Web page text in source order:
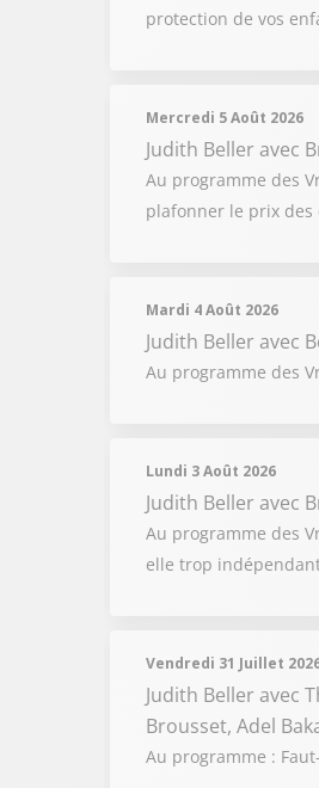
protection de vos
Mercredi 5 Août 2026
Judith Beller avec
Au programme des
plafonner le prix des
Mardi 4 Août 2026
Judith Beller avec
Au programme des
Lundi 3 Août 2026
Judith Beller avec
Au programme des
elle trop
Vendredi 31 Juillet
Judith Beller avec
Brousset, Adel
Au programme :